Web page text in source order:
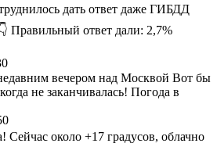
дать ответ даже ГИБДД
Правильный ответ дали: 2,7%
вечером над Москвой Вот бы
не заканчивалась! Погода в
около +17 градусов, облачно